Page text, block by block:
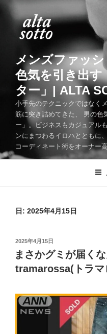
メンズファッ
色気を引き出す
ター」| ALTA
小手先のテクニックではなく
筋に突き詰めてきた、 男の色
ー」。ビジネスもカジュアル
ンにまつわるイロハとともに
コーディネート術をオーナー
日: 2025年4月15日
投
稿
日:
2025年4月15日
まさかグミが届く
tramarossa(トラマ